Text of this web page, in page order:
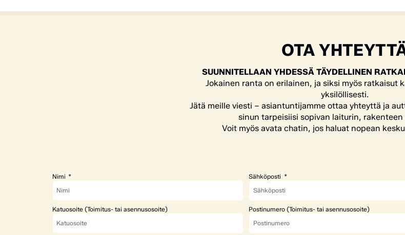
OTA
SUUNNITELLAAN YHDESSÄ TÄYDELLINEN
Jokainen ranta on erilainen, ja siksi myös ratkaisut
yksilöllisesti.
Jätä meille viesti – asiantuntijamme ottaa yhteyttä ja
sinun tarpeisiisi sopivan laiturin, rakenteen
Voit myös avata chatin, jos haluat nopean
Nimi Sähköposti
Katuosoite (Toimitus- tai asennusosoite) Postinumero (Toimitus- tai asennusosoite)